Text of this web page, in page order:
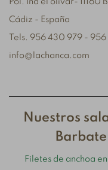
Pol. Ind el olivar- 11160
Cádiz - España
Tels. 956 430 979 -
info@lachanca.com
Nuestros
Filetes de anchoa